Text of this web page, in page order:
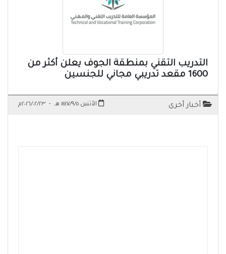
التدريب التقني بمنطقة الجوف يعلن أكثر من
1600 مقعد تدريبي مجاني للجنسين
أخبار أخرى الأثنين ١٤٤٧/٩/٥ هـ - ٢٠٢٦/٠٢/٢٣م